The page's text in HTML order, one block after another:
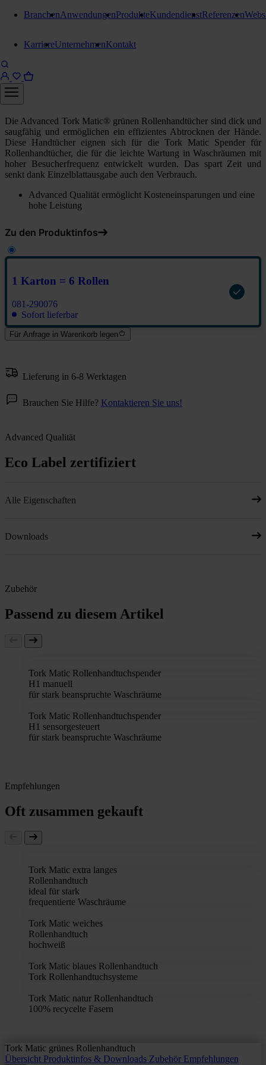
BranchenAnwendungenProdukteKundendienstReferenzen
KarriereUnternehmenKontakt
Tork Matic grünes
Rollenhandtuch
Die Advanced Tork Matic® grünen Rollenhandtücher sind dick und
saugfähig und ermöglichen ein effizientes Abtrocknen der Hände.
Diese Handtücher eignen sich für die Tork Matic Spender für
Rollenhandtücher, die für die leichte Wartung in Waschräumen mit
hoher Besucherfrequenz entwickelt wurden. Das spart Zeit und
senkt dank Einzelblattausgabe auch den Verbrauch.
Advanced Qualität ermöglicht Kosteneinsparungen und eine
hohe Leistung
Zu den Produktinfos
1 Karton = 6 Rollen
081-290076
Sofort lieferbar
Für Anfrage in Warenkorb legen
Lieferung in 6-8 Werktagen
Brauchen Sie Hilfe? Kontaktieren Sie uns!
Advanced Qualität
Eco Label zertifiziert
Alle Eigenschaften
Downloads
Zubehör
Passend zu diesem Artikel
Tork Matic Rollenhandtuchspender
H1 manuell
für stark beanspruchte Waschräume
Tork Matic Rollenhandtuchspender
H1 sensorgesteuert
für stark beanspruchte Waschräume
Empfehlungen
Oft zusammen gekauft
Tork Matic extra langes
Rollenhandtuch
ideal für stark
frequentierte Waschräume
Tork Matic weiches
Rollenhandtuch
hochweiß
Tork Matic blaues Rollenhandtuch
Tork Rollenhandtuchsysteme
Tork Matic natur Rollenhandtuch
100% recycelte Fasern
Tork Matic grünes Rollenhandtuch
Übersicht Produktinfos & Downloads Zubehör Empfehlungen